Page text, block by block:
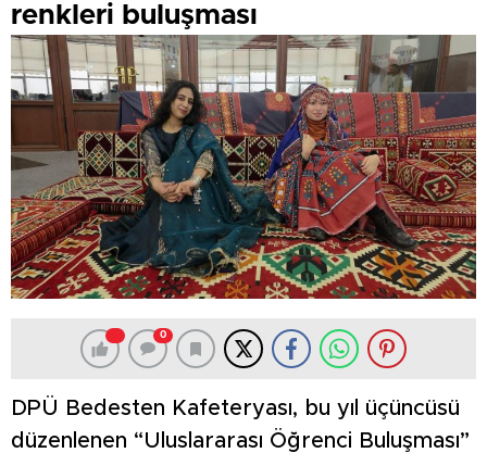
renkleri buluşması
0
DPÜ Bedesten Kafeteryası, bu yıl üçüncüsü
düzenlenen “Uluslararası Öğrenci Buluşması”